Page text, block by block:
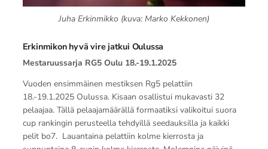
Juha Erkinmikko (kuva: Marko Kekkonen)
Erkinmikon hyvä vire jatkui Oulussa
Mestaruussarja RG5 Oulu 18.-19.1.2025
Vuoden ensimmäinen mestiksen Rg5 pelattiin
18.-19.1.2025 Oulussa. Kisaan osallistui mukavasti 32
pelaajaa. Tällä pelaajamäärällä formaatiksi valikoitui suora
cup rankingin perusteella tehdyillä seedauksilla ja kaikki
pelit bo7. Lauantaina pelattiin kolme kierrosta ja